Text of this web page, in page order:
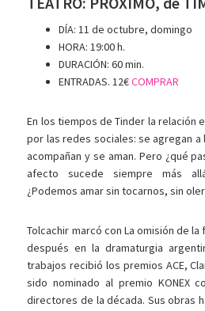
DÍA: 11 de octubre, domingo
HORA: 19:00 h.
DURACIÓN: 60 min.
ENTRADAS. 12€COMPRAR
En los tiempos de Tinder la relación
por las redes sociales: se agregan
acompañan y se aman. Pero ¿qué
afecto sucede siempre más
¿Podemos amar sin tocarnos, sin
Tolcachir marcó con La omisión de la
después en la dramaturgia
trabajos recibió los premios ACE,
sido nominado al premio KONEX
directores de la década. Sus obras